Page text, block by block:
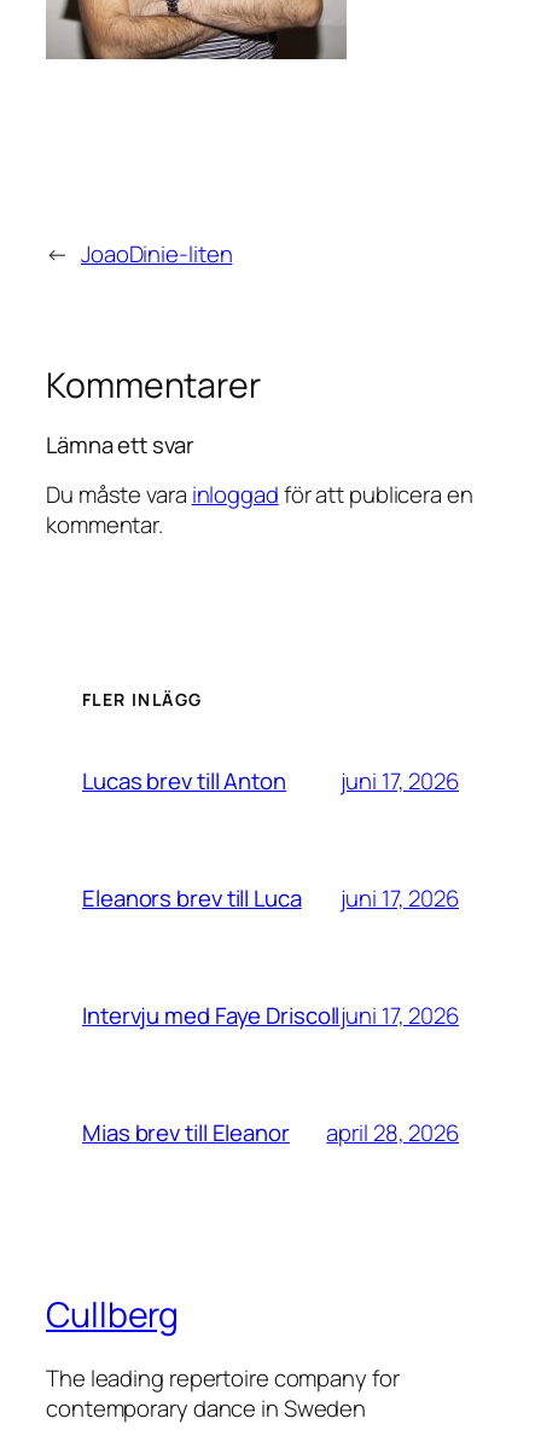
← JoaoDinie-liten
Kommentarer
Lämna ett svar
Du måste vara inloggadför att publicera en
kommentar.
FLER INLÄGG
Lucas brev till Anton juni 17, 2026
Eleanors brev till Luca juni 17, 2026
Intervju med Faye Driscolljuni 17, 2026
Mias brev till Eleanor april 28, 2026
Cullberg
The leading repertoire company for
contemporary dance in Sweden